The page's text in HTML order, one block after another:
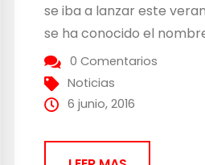
se iba a lanzar este
se ha conocido el
título de este estudio,
Telltale Series. Este título
Job J. Stauffer,...
0 Comentarios
Noticias
6 junio, 2016